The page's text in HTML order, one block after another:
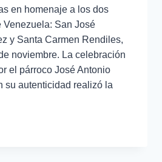
en homenaje a los dos
Venezuela: San José
y Santa Carmen Rendiles,
noviembre. La celebración
el párroco José Antonio
su autenticidad realizó la